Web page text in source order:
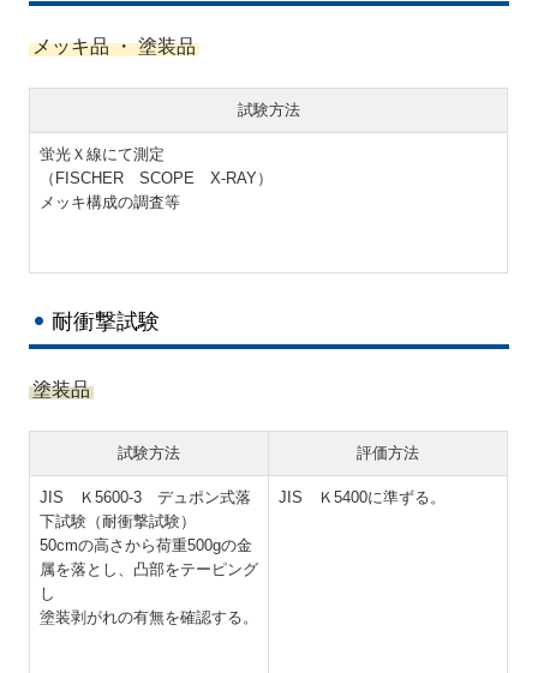
メッキ品 ・ 塗装品
試験方法
蛍光Ｘ線にて測定
（FISCHER SCOPE X-RAY）
メッキ構成の調査等
耐衝撃試験
塗装品
試験方法 評価方法
JIS Ｋ5600-3 デュポン式落
下試験（耐衝撃試験）
50cmの高さから荷重500gの金
属を落とし、凸部をテーピング
し
塗装剥がれの有無を確認する。
JIS Ｋ5400に準ずる。